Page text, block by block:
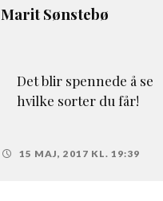
Marit Sønstebø
Det blir spennede å se
hvilke sorter du får!
15 MAJ, 2017 KL. 19:39